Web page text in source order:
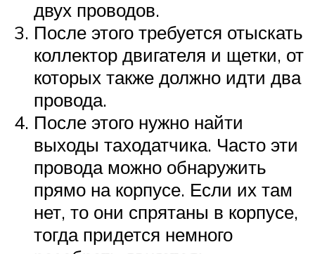
двух проводов.
После этого требуется отыскать
коллектор двигателя и щетки, от
которых также должно идти два
провода.
После этого нужно найти
выходы таходатчика. Часто эти
провода можно обнаружить
прямо на корпусе. Если их там
нет, то они спрятаны в корпусе,
тогда придется немного